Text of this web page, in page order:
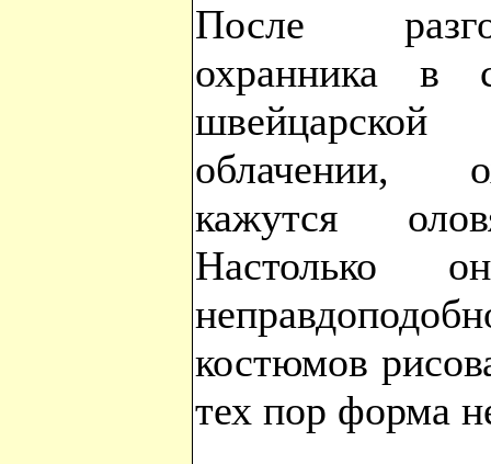
После
охранника в
облачении,
кажутся
Настолько
костюмов
тех пор форма